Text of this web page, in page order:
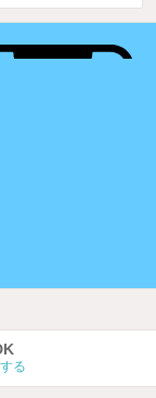
る